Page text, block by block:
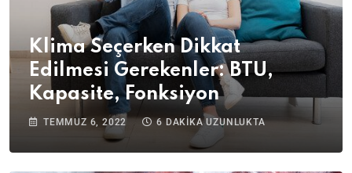
Klima Seçerken Dikkat
Edilmesi Gerekenler: BTU,
Kapasite, Fonksiyon
TEMMUZ 6, 2022 6 DAKIKA UZUNLUKTA